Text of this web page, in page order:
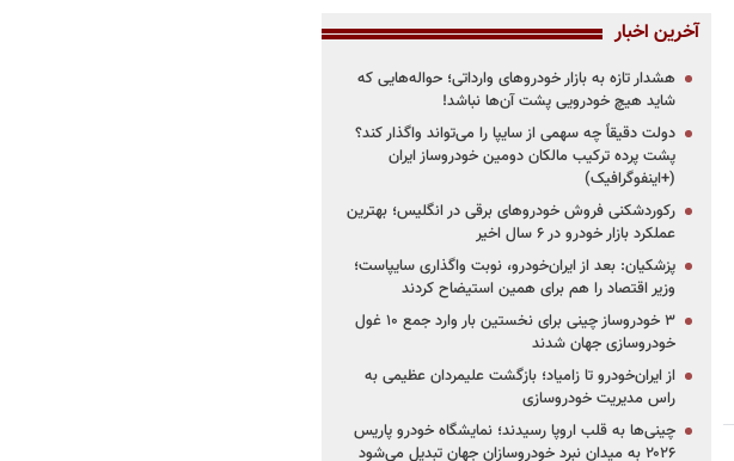
آخرین اخبار
هشدار تازه به بازار خودروهای وارداتی؛ حواله‌هایی که
شاید هیچ خودرویی پشت آن‌ها نباشد!
دولت دقیقاً چه سهمی از سایپا را می‌تواند واگذار کند؟
پشت پرده ترکیب مالکان دومین خودروساز ایران
(+اینفوگرافیک)
رکوردشکنی فروش خودروهای برقی در انگلیس؛ بهترین
عملکرد بازار خودرو در ۶ سال اخیر
پزشکیان: بعد از ایران‌خودرو، نوبت واگذاری سایپاست؛
وزیر اقتصاد را هم برای همین استیضاح کردند
۳ خودروساز چینی برای نخستین بار وارد جمع ۱۰ غول
خودروسازی جهان شدند
از ایران‌خودرو تا زامیاد؛ بازگشت علیمردان عظیمی به
راس مدیریت خودروسازی
چینی‌ها به قلب اروپا رسیدند؛ نمایشگاه خودرو پاریس
۲۰۲۶ به میدان نبرد خودروسازان جهان تبدیل می‌شود